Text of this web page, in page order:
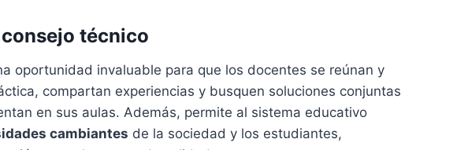
técnico
oportunidad invaluable para que los docentes se reúnan y
compartan experiencias y busquen soluciones conjuntas
en sus aulas. Además, permite al sistema educativo
cambiantes de la sociedad y los estudiantes,